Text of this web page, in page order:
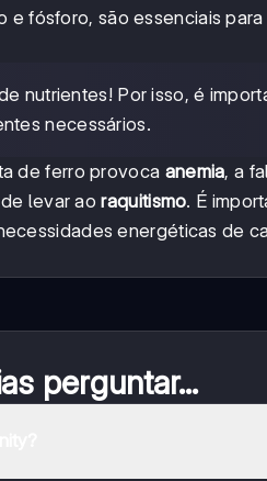
e fósforo, são essenciais
nutrientes! Por isso, é
necessários.
de ferro provoca anemia, a
levar aoraquitismo. É
energéticas de
perguntar...